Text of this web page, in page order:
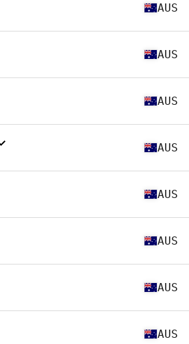
AUS
AUS
AUS
AUS
AUS
AUS
AUS
AUS